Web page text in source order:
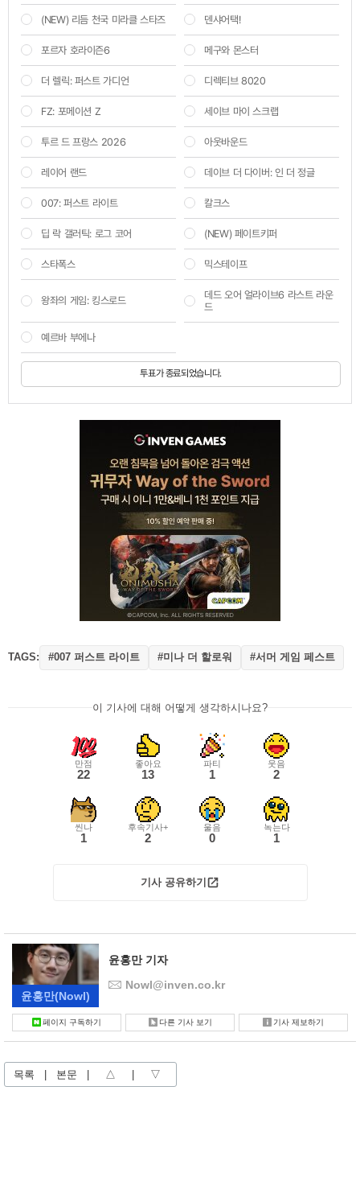
(NEW) 리듬 천국 미라클 스타즈 덴샤어택!
포르자 호라이즌6 메구와 몬스터
더 렐릭: 퍼스트 가디언 디렉티브 8020
FZ: 포메이션 Z 세이브 마이 스크랩
투르 드 프랑스 2026 아웃바운드
레이어 랜드 데이브 더 다이버: 인 더 정글
007: 퍼스트 라이트 칼크스
딥 락 갤러틱: 로그 코어 (NEW) 페이트키퍼
스타폭스 믹스테이프
왕좌의 게임: 킹스로드
데드 오어 얼라이브6 라스트 라운
드
예르바 부에나
투표가 종료되었습니다.
TAGS: #007 퍼스트 라이트 #미나 더 할로워 #서머 게임 페스트
이 기사에 대해 어떻게 생각하시나요?
만점
22
좋아요
13
파티
1
웃음
2
씬나
1
후속기사+
2
울음
0
녹는다
1
기사 공유하기
윤홍만(Nowl)
윤홍만 기자
Nowl@inven.co.kr
페이지 구독하기 다른 기사 보기 기사 제보하기
목록 본문 △ ▽